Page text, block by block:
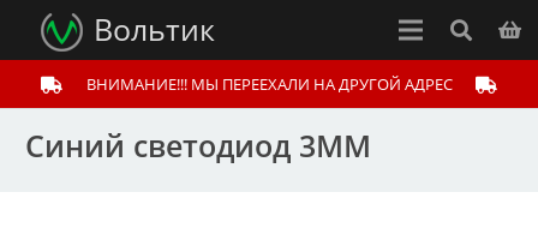
Вольтик
ВНИМАНИЕ!!! МЫ ПЕРЕЕХАЛИ НА ДРУГОЙ АДРЕС
Синий светодиод 3ММ